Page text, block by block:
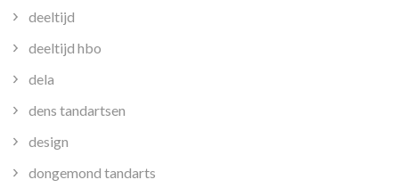
deeltijd
deeltijd hbo
dela
dens tandartsen
design
dongemond tandarts